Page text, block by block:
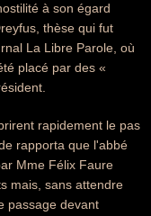
à son égard
thèse qui fut
La Libre Parole, où
placé par des «
rapidement le pas
rapporta que l'abbé
Mme Félix Faure
mais, sans attendre
passage devant